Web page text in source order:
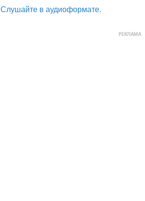
Слушайте в аудиоформате.